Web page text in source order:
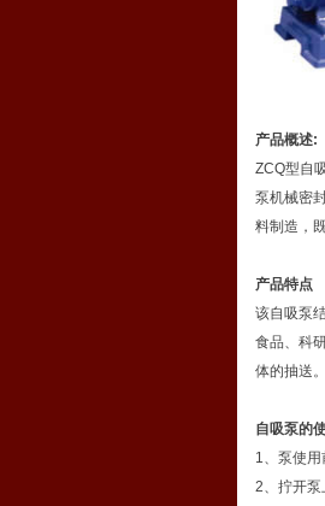
产品概述:
ZCQ型自
泵机械密
料制造，
产品特点
该自吸泵
食品、科
体的抽送。
自吸泵的
1、泵使用
2、拧开泵